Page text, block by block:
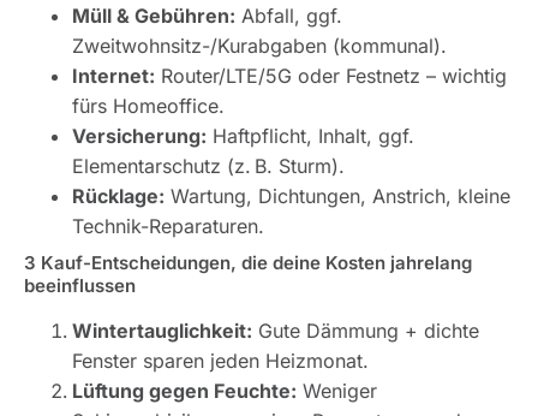
Müll & Gebühren: Abfall, ggf.
Zweitwohnsitz-/Kurabgaben (kommunal).
Internet: Router/LTE/5G oder Festnetz – wichtig
fürs Homeoffice.
Versicherung: Haftpflicht, Inhalt, ggf.
Elementarschutz (z. B. Sturm).
Rücklage: Wartung, Dichtungen, Anstrich, kleine
Technik-Reparaturen.
3 Kauf-Entscheidungen, die deine Kosten jahrelang
beeinflussen
Wintertauglichkeit: Gute Dämmung + dichte
Fenster sparen jeden Heizmonat.
Lüftung gegen Feuchte: Weniger